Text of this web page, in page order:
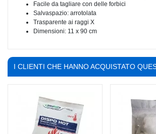
Facile da tagliare con delle forbici
Salvaspazio: arrotolata
Trasparente ai raggi X
Dimensioni: 11 x 90 cm
I CLIENTI CHE HANNO ACQUISTATO